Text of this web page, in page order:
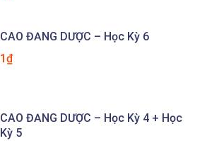
CAO ĐẲNG DƯỢC – Học Kỳ 6
1₫
CAO ĐẲNG DƯỢC – Học Kỳ 4 + Học
Kỳ 5